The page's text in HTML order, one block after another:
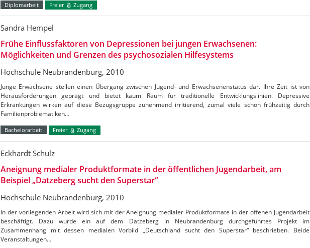
Diplomarbeit Freier Zugang
Sandra Hempel
Frühe Einflussfaktoren von Depressionen bei jungen Erwachsenen:
Möglichkeiten und Grenzen des psychosozialen Hilfesystems
Hochschule Neubrandenburg, 2010
Junge Erwachsene stellen einen Übergang zwischen Jugend- und Erwachsenenstatus dar. Ihre Zeit ist von
Herausforderungen geprägt und bietet kaum Raum für traditionelle Entwicklungslinien. Depressive
Erkrankungen wirken auf diese Bezugsgruppe zunehmend irritierend, zumal viele schon frühzeitig durch
Familienproblematiken…
Bachelorarbeit Freier Zugang
Eckhardt Schulz
Aneignung medialer Produktformate in der öffentlichen Jugendarbeit, am
Beispiel „Datzeberg sucht den Superstar“
Hochschule Neubrandenburg, 2010
In der vorliegenden Arbeit wird sich mit der Aneignung medialer Produktformate in der offenen Jugendarbeit
beschäftigt. Dazu wurde ein auf dem Datzeberg in Neubrandenburg durchgeführtes Projekt im
Zusammenhang mit dessen medialen Vorbild „Deutschland sucht den Superstar“ beschrieben. Beide
Veranstaltungen…